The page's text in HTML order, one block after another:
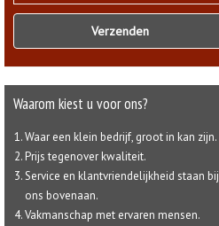
Waarom kiest u voor ons?
Waar een klein bedrijf, groot in kan zijn.
Prijs tegenover kwaliteit.
Service en klantvriendelijkheid staan bij
ons bovenaan.
Vakmanschap met ervaren mensen.